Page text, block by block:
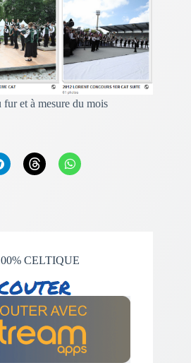
fur et à mesure du mois
CELTIQUE